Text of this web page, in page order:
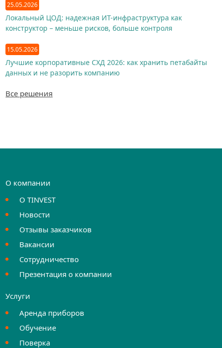
25.05.2026
Локальный ЦОД: надежная ИТ-инфраструктура как
конструктор – меньше рисков, больше контроля
15.05.2026
Лучшие корпоративные СХД 2026: как хранить петабайты
данных и не разорить компанию
Все решения
О компании
О TINVEST
Новости
Отзывы заказчиков
Вакансии
Сотрудничество
Презентация о компании
Услуги
Аренда приборов
Обучение
Поверка